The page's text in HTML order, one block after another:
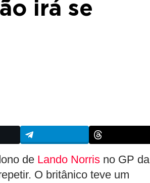
irá se
de Lando Norris no GP da
O britânico teve um